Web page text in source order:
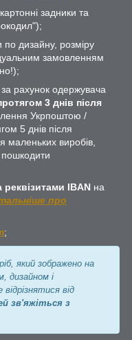
задники та
по дизайну, розміру
замовленням
за рахунок одержувача
3 днів після
Укрпоштою /
5 днів після
маленьких виробів,
реквізитами IBAN на
про
;
який зображено на
дизайном і
від
зв'яжіться з